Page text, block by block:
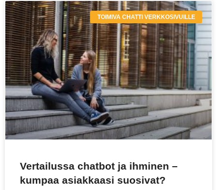
TOIMIVA CHATTI VERKKOSIVUILLE
Vertailussa chatbot ja ihminen –
kumpaa asiakkaasi suosivat?